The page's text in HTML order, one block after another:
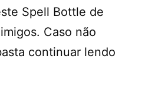
Spell Bottle de
Caso não
continuar lendo